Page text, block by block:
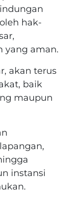
hak-
yang aman.
akan terus
baik
maupun
instansi